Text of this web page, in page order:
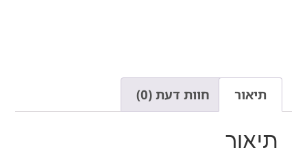
חוות דעת (0)